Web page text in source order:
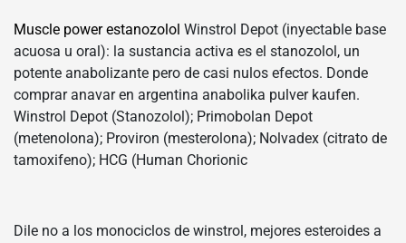
Muscle power estanozolol Winstrol Depot (inyectable base
acuosa u oral): la sustancia activa es el stanozolol, un
potente anabolizante pero de casi nulos efectos. Donde
comprar anavar en argentina anabolika pulver kaufen.
Winstrol Depot (Stanozolol); Primobolan Depot
(metenolona); Proviron (mesterolona); Nolvadex (citrato de
tamoxifeno); HCG (Human Chorionic
Dile no a los monociclos de winstrol, mejores esteroides a